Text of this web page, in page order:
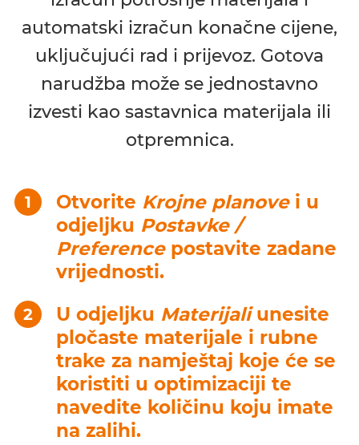
automatski izračun konačne cijene,
uključujući rad i prijevoz. Gotova
narudžba može se jednostavno
izvesti kao sastavnica materijala ili
otpremnica.
Otvorite Krojne planovei u
odjeljku Postavke /
Preferencepostavite zadane
vrijednosti.
U odjeljku Materijaliunesite
pločaste materijale i rubne
trake za namještaj koje će se
koristiti u optimizaciji te
navedite količinu koju imate
na zalihi.